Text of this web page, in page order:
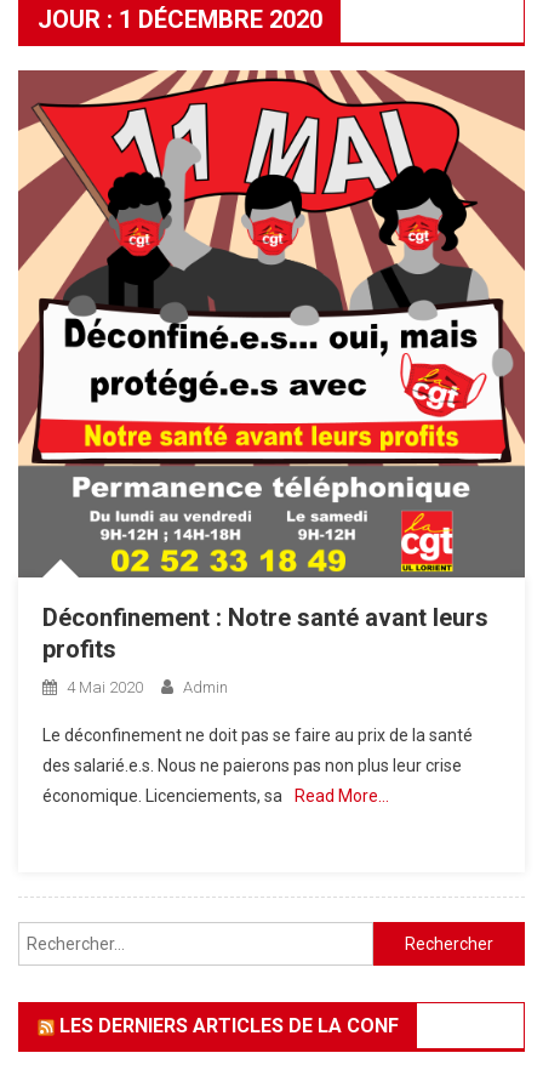
JOUR : 1 DÉCEMBRE 2020
Déconfinement : Notre santé avant leurs
profits
4 Mai 2020 Admin
Le déconfinement ne doit pas se faire au prix de la santé
des salarié.e.s. Nous ne paierons pas non plus leur crise
économique. Licenciements, sa
Read More…
Rechercher :
LES DERNIERS ARTICLES DE LA CONF